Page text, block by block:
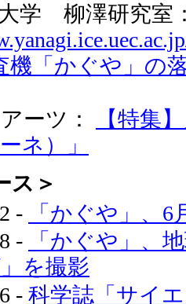
学 柳澤研究室
機「かぐや」の
ーツ：
【特集
ネ）」
ス＞
-
「かぐや」、
-
「かぐや」、
を撮影
- 科学誌「サイ